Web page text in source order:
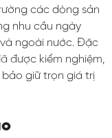
các dòng sản
nhu cầu ngày
ngoài nước. Đặc
được kiểm nghiệm,
giữ trọn giá trị